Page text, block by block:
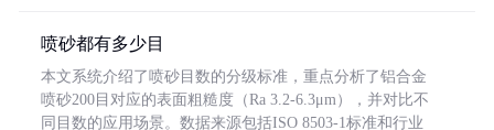
喷砂都有多少目
本文系统介绍了喷砂目数的分级标准，重点分析了铝合金
喷砂200目对应的表面粗糙度（Ra 3.2-6.3μm），并对比不
同目数的应用场景。数据来源包括ISO 8503-1标准和行业